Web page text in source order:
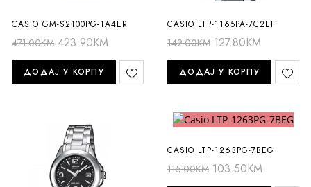
CASIO GM-S2100PG-1A4ER
471.00KM 423.90KM
ДОДАЈ У КОРПУ
CASIO LTP-1165PA-7C2EF
142.00KM 127.80KM
ДОДАЈ У КОРПУ
CASIO LTP-1263PG-7BEG
115.00KM 103.50KM